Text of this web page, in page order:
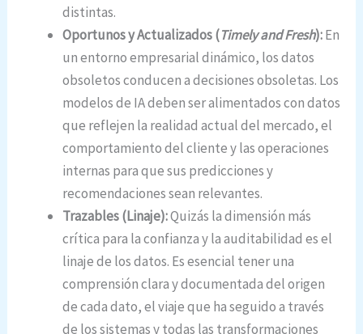
distintas.
Oportunos y Actualizados (Timely and Fresh):En
un entorno empresarial dinámico, los datos
obsoletos conducen a decisiones obsoletas. Los
modelos de IA deben ser alimentados con datos
que reflejen la realidad actual del mercado, el
comportamiento del cliente y las operaciones
internas para que sus predicciones y
recomendaciones sean relevantes.
Trazables (Linaje):Quizás la dimensión más
crítica para la confianza y la auditabilidad es el
linaje de los datos. Es esencial tener una
comprensión clara y documentada del origen
de cada dato, el viaje que ha seguido a través
de los sistemas y todas las transformaciones